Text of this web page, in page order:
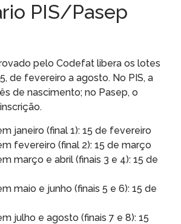
PIS/Pasep
pelo Codefat libera os lotes
de fevereiro a agosto. No PIS, a
de nascimento; no Pasep, o
janeiro (final 1): 15 de fevereiro
fevereiro (final 2): 15 de março
março e abril (finais 3 e 4): 15 de
maio e junho (finais 5 e 6): 15 de
julho e agosto (finais 7 e 8): 15